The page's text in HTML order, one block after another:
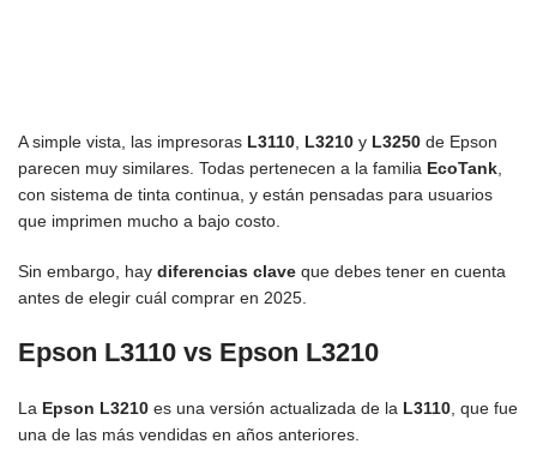
A simple vista, las impresoras L3110 L3210 y L3250 de Epson
parecen muy similares. Todas pertenecen a la familia EcoTank
con sistema de tinta continua, y están pensadas para usuarios
que imprimen mucho a bajo costo.
Sin embargo, hay diferencias clave que debes tener en cuenta
antes de elegir cuál comprar en 2025.
Epson L3110 vs Epson L3210
La Epson L3210 es una versión actualizada de la L3110 , que fue
una de las más vendidas en años anteriores.